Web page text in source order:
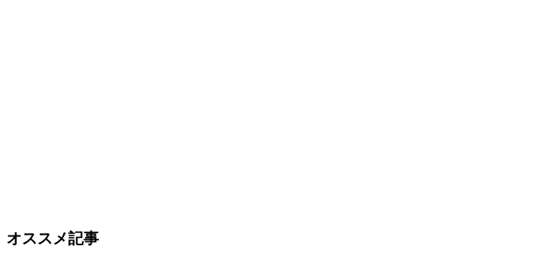
オススメ記事